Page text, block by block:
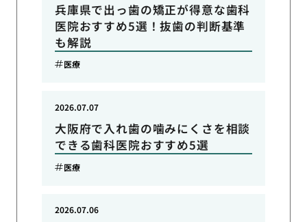
兵庫県で出っ歯の矯正が得意な歯科
医院おすすめ5選！抜歯の判断基準
も解説
医療
大阪府で入れ歯の噛みにくさを相談
できる歯科医院おすすめ5選
2026.07.07
医療
2026.07.06